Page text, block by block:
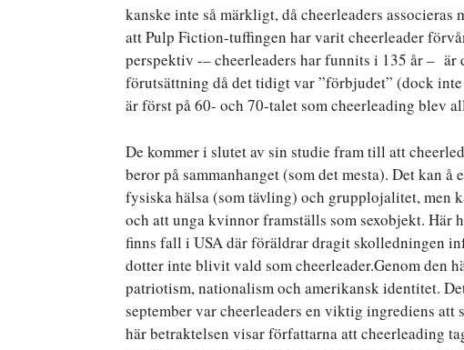
kanske inte så märkligt, då cheerleaders
att Pulp Fiction-tuffingen har varit cheerleader
perspektiv -– cheerleaders har funnits i 135 år – är
förutsättning då det tidigt var ”förbjudet” (dock
är först på 60- och 70-talet som cheerleading blev
De kommer i slutet av sin studie fram till att
beror på sammanhanget (som det mesta). Det kan
fysiska hälsa (som tävling) och grupplojalitet, men
och att unga kvinnor framställs som sexobjekt.
finns fall i USA där föräldrar dragit skolledningen
dotter inte blivit vald som cheerleader.Genom den
patriotism, nationalism och amerikansk identitet.
september var cheerleaders en viktig ingrediens att
här betraktelsen visar författarna att cheerleading